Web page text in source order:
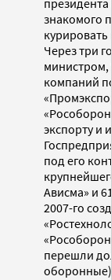
знакомого
Через три
министром,
компаний
экспорту и
под его
Ависма» и
2007-го
перешли